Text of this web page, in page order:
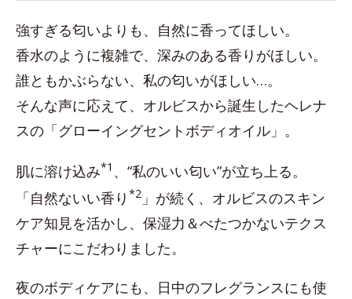
強すぎる匂いよりも、自然に香ってほしい。
香水のように複雑で、深みのある香りがほしい。
誰ともかぶらない、私の匂いがほしい…。
そんな声に応えて、オルビスから誕生したヘレナ
スの「グローイングセントボディオイル」。
肌に溶け込み*1 、“私のいい匂い”が立ち上る。
「自然ないい香り *2 」が続く、オルビスのスキン
ケア知見を活かし、保湿力＆べたつかないテクス
チャーにこだわりました。
夜のボディケアにも、日中のフレグランスにも使